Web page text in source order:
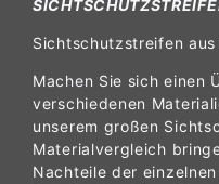
Sichtschutzstreifen aus
Machen Sie sich einen
verschiedenen
unserem großen
Materialvergleich
Nachteile der